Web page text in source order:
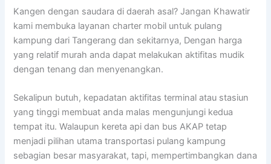
Kangen dengan saudara di daerah asal? Jangan Khawatir
kami membuka layanan charter mobil untuk pulang
kampung dari Tangerang dan sekitarnya, Dengan harga
yang relatif murah anda dapat melakukan aktifitas mudik
dengan tenang dan menyenangkan.
Sekalipun butuh, kepadatan aktifitas terminal atau stasiun
yang tinggi membuat anda malas mengunjungi kedua
tempat itu. Walaupun kereta api dan bus AKAP tetap
menjadi pilihan utama transportasi pulang kampung
sebagian besar masyarakat, tapi, mempertimbangkan dana